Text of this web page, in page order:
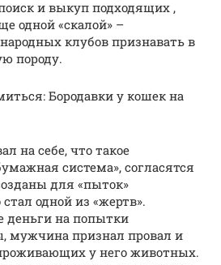
и выкуп подходящих ,
одной «скалой» –
клубов признавать в
породу.
Бородавки у кошек на
на себе, что такое
система», согласятся
для «пыток»
одной из «жертв».
деньги на попытки
мужчина признал провал и
у него животных.